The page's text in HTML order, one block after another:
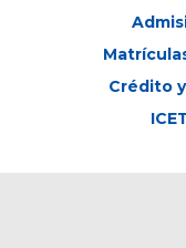
Crédito